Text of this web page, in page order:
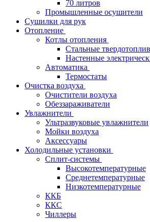
70 литров
Промышленные осушители
Сушилки для рук
Отопление
Котлы отопления
Стальные
Настенные
Автоматика
Термостаты
Очистка воздуха
Очистители воздуха
Обеззараживатели
Увлажнители
Ультразвуковые увлажнители
Мойки воздуха
Аксессуары
Холодильные установки
Сплит-системы
Высокотемпературные
Среднетемпературные
Низкотемпературные
ККБ
ККС
Чиллеры